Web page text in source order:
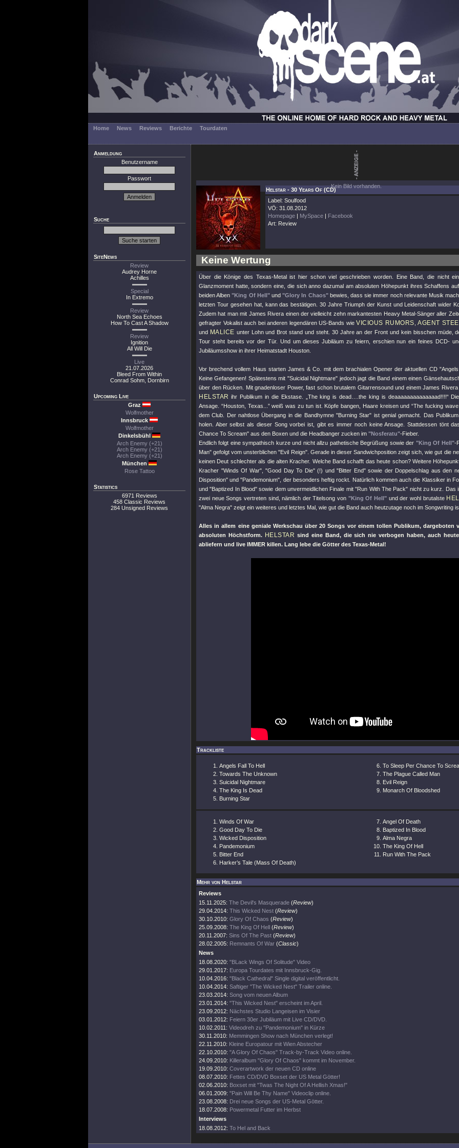
Home News Reviews Berichte Tourdaten
Anmeldung
Benutzername
Passwort
Suche
SiteNews
Review
Audrey Horne
Achilles
Special
In Extremo
Review
North Sea Echoes
How To Cast A Shadow
Review
Ignition
All Will Die
Live
21.07.2026
Bleed From Within
Conrad Sohm, Dornbirn
Upcoming Live
Graz
Wolfmother
Innsbruck
Wolfmother
Dinkelsbühl
Arch Enemy (+21)
Arch Enemy (+21)
Arch Enemy (+21)
München
Rose Tattoo
Statistics
6971 Reviews
458 Classic Reviews
284 Unsigned Reviews
Kein Bild vorhanden.
Helstar - 30 Years Of (CD)
Label: Soulfood
VÖ: 31.08.2012
Homepage | MySpace | Facebook
Art: Review
Keine Wertung
Über die Könige des Texas-Metal ist hier schon viel geschrieben worden. Eine Band, die nicht
Glanzmoment hatte, sondern eine, die sich anno dazumal am absoluten Höhepunkt ihres Schaffens
beiden Alben"King Of Hell"und"Glory In Chaos"bewies, dass sie immer noch relevante Musik
letzten Tour gesehen hat, kann das bestätigen. 30 Jahre Triumph der Kunst und Leidenschaft wider
Zudem hat man mit James Rivera einen der vielleicht zehn markantesten Heavy Metal-Sänger aller
gefragter Vokalist auch bei anderen legendären US-Bands wieVICIOUS RUMORS ,AGENT
und MALICE unter Lohn und Brot stand und steht. 30 Jahre an der Front und kein bisschen müde,
Tour steht bereits vor der Tür. Und um dieses Jubiläum zu feiern, erschien nun ein feines DCD-
Jubiläumsshow in ihrer Heimatstadt Houston.
Vor brechend vollem Haus starten James & Co. mit dem brachialen Opener der aktuellen CD
Keine Gefangenen! Spätestens mit "Suicidal Nightmare" jedoch jagt die Band einem einen
über den Rücken. Mit gnadenloser Power, fast schon brutalem Gitarrensound und einem James
HELSTAR ihr Publikum in die Ekstase. „The king is dead….the king is deaaaaaaaaaaaaaad!!!!“
Ansage. “Houston, Texas...” weiß was zu tun ist. Köpfe bangen, Haare kreisen und “The fucking
dem Club. Der nahtlose Übergang in die Bandhymne "Burning Star" ist genial gemacht. Das
holen. Aber selbst als dieser Song vorbei ist, gibt es immer noch keine Ansage. Stattdessen tönt
Chance To Scream" aus den Boxen und die Headbanger zucken im "Nosferatu"-Fieber.
Endlich folgt eine sympathisch kurze und nicht allzu pathetische Begrüßung sowie der "King Of Hell"-
Man" gefolgt vom unsterblichen"Evil Reign". Gerade in dieser Sandwichposition zeigt sich, wie gut die
keinen Deut schlechter als die alten Kracher. Welche Band schafft das heute schon? Weitere
Kracher "Winds Of War","Good Day To Die"(!) und"Bitter End"sowie der Doppelschlag aus den
Disposition" und"Pandemonium" , der besonders heftig rockt. Natürlich kommen auch die Klassiker in
und"Baptized In Blood" sowie dem unvermeidlichen Finale mit"Run With The Pack" nicht zu kurz. Das
zwei neue Songs vertreten sind, nämlich der Titelsong von "King Of Hell" und der wohl brutalste
"Alma Negra" zeigt ein weiteres und letztes Mal, wie gut die Band auch heutzutage noch im Songwriting
Alles in allem eine geniale Werkschau über 20 Songs vor einem tollen Publikum, dargeboten
absoluten Höchstform. HELSTAR sind eine Band, die sich nie verbogen haben, auch
abliefern und live IMMER killen. Lang lebe die Götter des Texas-Metal!
Trackliste
Angels Fall To Hell
Towards The Unknown
Suicidal Nightmare
The King Is Dead
Burning Star
To Sleep Per Chance To
The Plague Called Man
Evil Reign
Monarch Of Bloodshed
Winds Of War
Good Day To Die
Wicked Disposition
Pandemonium
Bitter End
Harker’s Tale (Mass Of Death)
Angel Of Death
Baptized In Blood
Alma Negra
The King Of Hell
Run With The Pack
Mehr von Helstar
Reviews
15.11.2025: The Devil's Masquerade (Review)
29.04.2014: This Wicked Nest (Review)
30.10.2010: Glory Of Chaos (Review)
25.09.2008: The King Of Hell (Review)
20.11.2007: Sins Of The Past (Review)
28.02.2005: Remnants Of War (Classic)
News
18.08.2020: "BLack Wings Of Solitude" Video
29.01.2017: Europa Tourdates mit Innsbruck-Gig.
10.04.2016: "Black Cathedral" Single digital veröffentlicht.
10.04.2014: Saftiger "The Wicked Nest" Trailer online.
23.03.2014: Song vom neuen Album
23.01.2014: "This Wicked Nest" erscheint im April.
23.09.2012: Nächstes Studio Langeisen im Visier
03.01.2012: Feiern 30er Jubiläum mit Live CD/DVD.
10.02.2011: Videodreh zu "Pandemonium" in Kürze
30.11.2010: Memmingen Show nach München verlegt!
22.11.2010: Kleine Europatour mit Wien Abstecher
22.10.2010: "A Glory Of Chaos" Track-by-Track Video online.
24.09.2010: Killeralbum "Glory Of Chaos" kommt im November.
19.09.2010: Coverartwork der neuen CD online
08.07.2010: Fettes CD/DVD Boxset der US Metal Götter!
02.06.2010: Boxset mit "Twas The Night Of A Hellish Xmas!"
06.01.2009: "Pain Will Be Thy Name" Videoclip online.
23.08.2008: Drei neue Songs der US-Metal Götter.
18.07.2008: Powermetal Futter im Herbst
Interviews
18.08.2012: To Hel and Back